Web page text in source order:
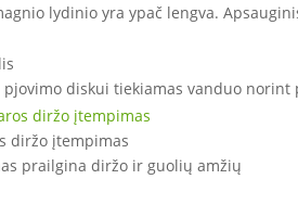
lydinio yra ypač lengva.
diskui tiekiamas vanduo
diržo įtempimas
prailgina diržo ir guolių amžių